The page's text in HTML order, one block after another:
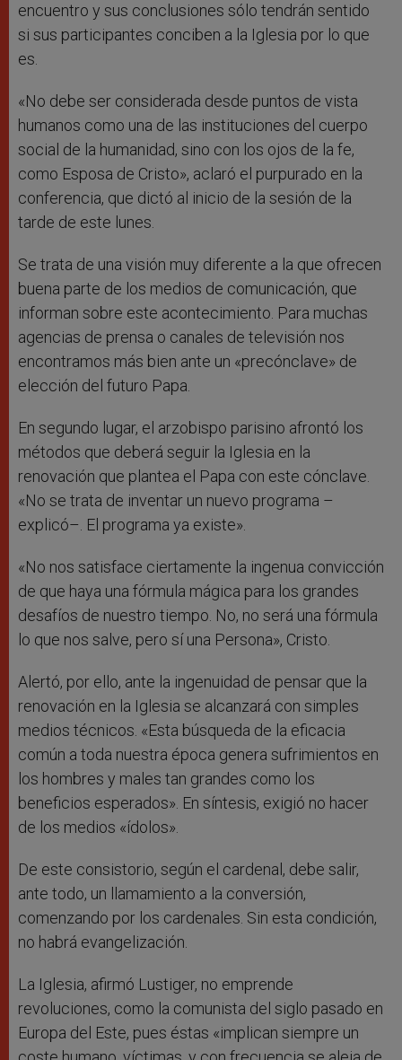
encuentro y sus conclusiones sólo tendrán sentido
si sus participantes conciben a la Iglesia por lo que
es.
«No debe ser considerada desde puntos de vista
humanos como una de las instituciones del cuerpo
social de la humanidad, sino con los ojos de la fe,
como Esposa de Cristo», aclaró el purpurado en la
conferencia, que dictó al inicio de la sesión de la
tarde de este lunes.
Se trata de una visión muy diferente a la que ofrecen
buena parte de los medios de comunicación, que
informan sobre este acontecimiento. Para muchas
agencias de prensa o canales de televisión nos
encontramos más bien ante un «precónclave» de
elección del futuro Papa.
En segundo lugar, el arzobispo parisino afrontó los
métodos que deberá seguir la Iglesia en la
renovación que plantea el Papa con este cónclave.
«No se trata de inventar un nuevo programa –
explicó–. El programa ya existe».
«No nos satisface ciertamente la ingenua convicción
de que haya una fórmula mágica para los grandes
desafíos de nuestro tiempo. No, no será una fórmula
lo que nos salve, pero sí una Persona», Cristo.
Alertó, por ello, ante la ingenuidad de pensar que la
renovación en la Iglesia se alcanzará con simples
medios técnicos. «Esta búsqueda de la eficacia
común a toda nuestra época genera sufrimientos en
los hombres y males tan grandes como los
beneficios esperados». En síntesis, exigió no hacer
de los medios «ídolos».
De este consistorio, según el cardenal, debe salir,
ante todo, un llamamiento a la conversión,
comenzando por los cardenales. Sin esta condición,
no habrá evangelización.
La Iglesia, afirmó Lustiger, no emprende
revoluciones, como la comunista del siglo pasado en
Europa del Este, pues éstas «implican siempre un